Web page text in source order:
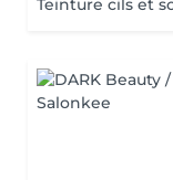
Teinture cils et